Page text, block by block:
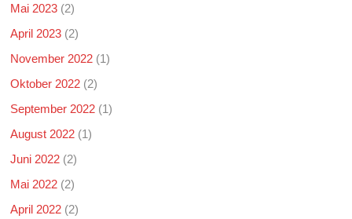
Mai 2023 (2)
April 2023 (2)
November 2022 (1)
Oktober 2022 (2)
September 2022 (1)
August 2022 (1)
Juni 2022 (2)
Mai 2022 (2)
April 2022 (2)